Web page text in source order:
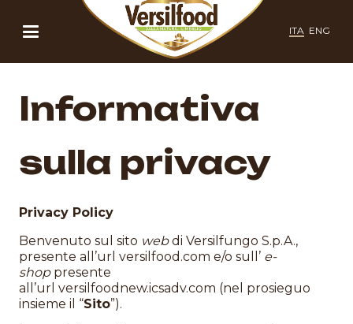
ITA ENG
Informativa
sulla privacy
Privacy Policy
Benvenuto sul sito webdi Versilfungo S.p.A.,
presente all’url versilfood.com e/o sull’ e-
shop presente
all’url versilfoodnew.icsadv.com (nel prosieguo
insieme il “Sito”).